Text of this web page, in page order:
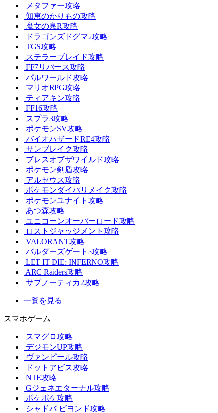
メタファー攻略
知恵のかりもの攻略
魔女の泉R攻略
ドラゴンズドグマ2攻略
TGS攻略
ステラーブレイド攻略
FF7リバース攻略
パルワールド攻略
マリオRPG攻略
ティアキン攻略
FF16攻略
スプラ3攻略
ポケモンSV攻略
バイオハザードRE4攻略
サンブレイク攻略
ブレスオブザワイルド攻略
ポケモン剣盾攻略
アルセウス攻略
ポケモンダイパリメイク攻略
ポケモンユナイト攻略
あつ森攻略
ユニコーンオーバーロード攻略
ロストジャッジメント攻略
VALORANT攻略
バルダーズゲート3攻略
LET IT DIE: INFERNO攻略
ARC Raiders攻略
サブノーティカ2攻略
一覧を見る
スマホゲーム
スマグロ攻略
デジモンUP攻略
ヴァンピール攻略
ドットアビス攻略
NTE攻略
Gジェネエターナル攻略
ポケポケ攻略
シャドバ ビヨンド攻略